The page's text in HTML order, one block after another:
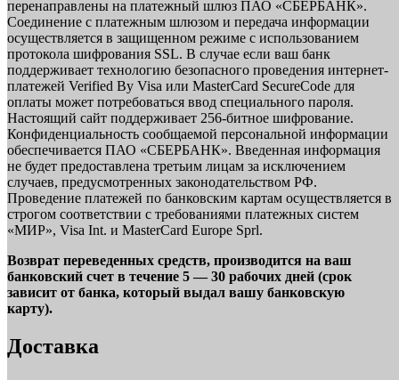
перенаправлены на платежный шлюз ПАО «СБЕРБАНК».
Соединение с платежным шлюзом и передача информации
осуществляется в защищенном режиме с использованием
протокола шифрования SSL. В случае если ваш банк
поддерживает технологию безопасного проведения интернет-
платежей Verified By Visa или MasterCard SecureCode для
оплаты может потребоваться ввод специального пароля.
Настоящий сайт поддерживает 256-битное шифрование.
Конфиденциальность сообщаемой персональной информации
обеспечивается ПАО «СБЕРБАНК». Введенная информация
не будет предоставлена третьим лицам за исключением
случаев, предусмотренных законодательством РФ.
Проведение платежей по банковским картам осуществляется в
строгом соответствии с требованиями платежных систем
«МИР», Visa Int. и MasterCard Europe Sprl.
Возврат переведенных средств, производится на ваш
банковский счет в течение 5 — 30 рабочих дней (срок
зависит от банка, который выдал вашу банковскую
карту).
Доставка